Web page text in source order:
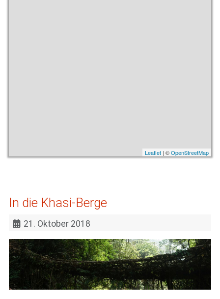
Leaflet | ©OpenStreetMap
In die Khasi-Berge
21. Oktober 2018